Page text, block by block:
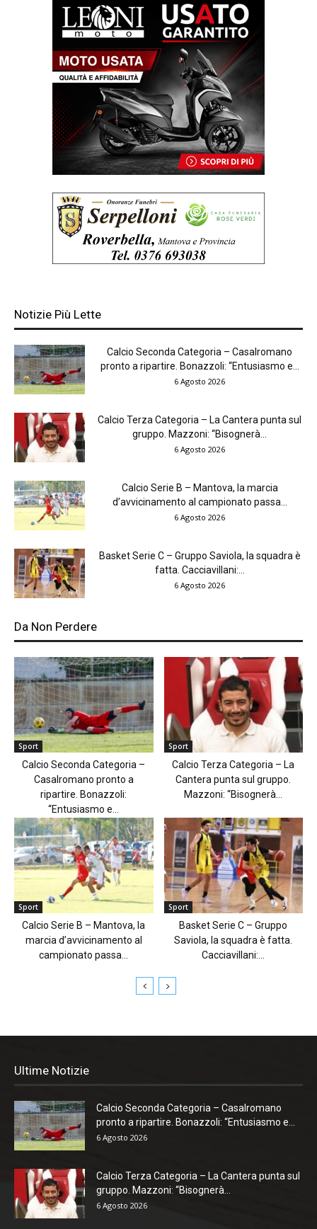
Notizie Più Lette
Calcio Seconda Categoria – Casalromano
pronto a ripartire. Bonazzoli: “Entusiasmo e...
6 Agosto 2026
Calcio Terza Categoria – La Cantera punta sul
gruppo. Mazzoni: “Bisognerà...
6 Agosto 2026
Calcio Serie B – Mantova, la marcia
d’avvicinamento al campionato passa...
6 Agosto 2026
Basket Serie C – Gruppo Saviola, la squadra è
fatta. Cacciavillani:...
6 Agosto 2026
Da Non Perdere
Sport
Calcio Seconda Categoria –
Casalromano pronto a
ripartire. Bonazzoli:
“Entusiasmo e...
Sport
Calcio Terza Categoria – La
Cantera punta sul gruppo.
Mazzoni: “Bisognerà...
Sport
Calcio Serie B – Mantova, la
marcia d’avvicinamento al
campionato passa...
Sport
Basket Serie C – Gruppo
Saviola, la squadra è fatta.
Cacciavillani:...
Ultime Notizie
Calcio Seconda Categoria – Casalromano
pronto a ripartire. Bonazzoli: “Entusiasmo e...
6 Agosto 2026
Calcio Terza Categoria – La Cantera punta sul
gruppo. Mazzoni: “Bisognerà...
6 Agosto 2026